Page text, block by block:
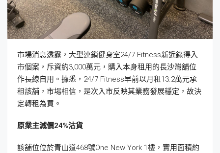
市場消息透露，大型連鎖健身室24/7 Fitness新近錄得入
市個案，斥資約3,000萬元，購入本身租用的長沙灣舖位
作長線自用。據悉，24/7 Fitness早前以月租13.2萬元承
租該舖，市場相信，是次入市反映其業務發展穩定，故決
定轉租為買。
原業主減價24%沽貨
該舖位位於青山道468號One New York 1樓，實用面積約